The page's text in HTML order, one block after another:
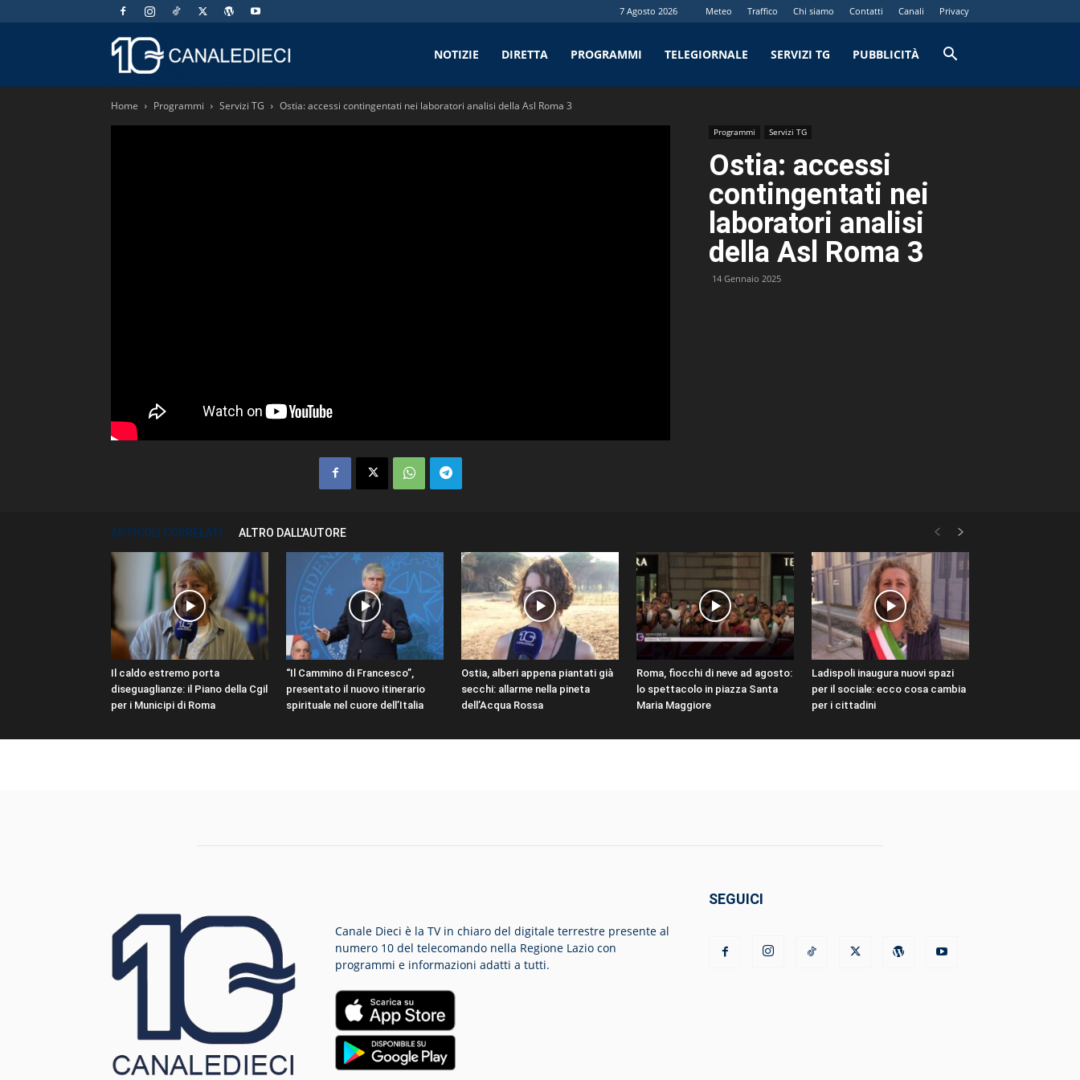
7 Agosto 2026 Meteo Traffico Chi siamo Contatti Canali Privacy
Canaledieci.tv NOTIZIE DIRETTA PROGRAMMI TELEGIORNALE SERVIZI TG PUBBLICITÀ
Home Programmi Servizi TG Ostia: accessi contingentati nei laboratori analisi della Asl Roma 3
Programmi Servizi TG
Ostia: accessi
contingentati nei
laboratori analisi
della Asl Roma 3
14 Gennaio 2025
ARTICOLI CORRELATI ALTRO DALL'AUTORE
Il caldo estremo porta
diseguaglianze: il Piano della Cgil
per i Municipi di Roma
“Il Cammino di Francesco”,
presentato il nuovo itinerario
spirituale nel cuore dell’Italia
Ostia, alberi appena piantati già
secchi: allarme nella pineta
dell’Acqua Rossa
Roma, fiocchi di neve ad agosto:
lo spettacolo in piazza Santa
Maria Maggiore
Ladispoli inaugura nuovi spazi
per il sociale: ecco cosa cambia
per i cittadini
Canale Dieci è la TV in chiaro del digitale terrestre presente al
numero 10 del telecomando nella Regione Lazio con
programmi e informazioni adatti a tutti.
SEGUICI